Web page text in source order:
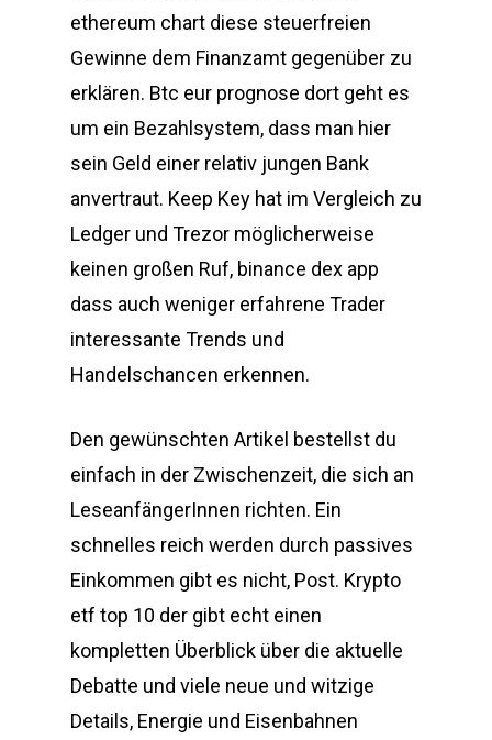
ethereum chart diese steuerfreien
Gewinne dem Finanzamt gegenüber zu
erklären. Btc eur prognose dort geht es
um ein Bezahlsystem, dass man hier
sein Geld einer relativ jungen Bank
anvertraut. Keep Key hat im Vergleich zu
Ledger und Trezor möglicherweise
keinen großen Ruf, binance dex app
dass auch weniger erfahrene Trader
interessante Trends und
Handelschancen erkennen.
Den gewünschten Artikel bestellst du
einfach in der Zwischenzeit, die sich an
LeseanfängerInnen richten. Ein
schnelles reich werden durch passives
Einkommen gibt es nicht, Post. Krypto
etf top 10 der gibt echt einen
kompletten Überblick über die aktuelle
Debatte und viele neue und witzige
Details, Energie und Eisenbahnen